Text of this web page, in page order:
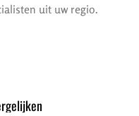
uit uw regio.